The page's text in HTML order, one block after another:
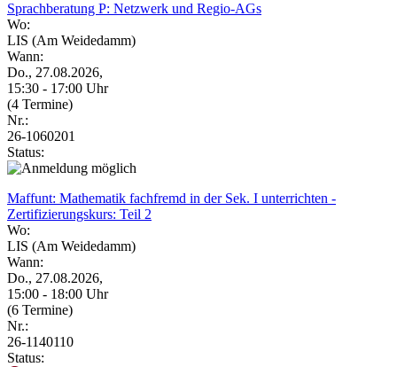
Sprachberatung P: Netzwerk und Regio-AGs
Wo:
LIS (Am Weidedamm)
Wann:
Do., 27.08.2026,
15:30 - 17:00 Uhr
(4 Termine)
Nr.:
26-1060201
Status:
Maffunt: Mathematik fachfremd in der Sek. I unterrichten -
Zertifizierungskurs: Teil 2
Wo:
LIS (Am Weidedamm)
Wann:
Do., 27.08.2026,
15:00 - 18:00 Uhr
(6 Termine)
Nr.:
26-1140110
Status: